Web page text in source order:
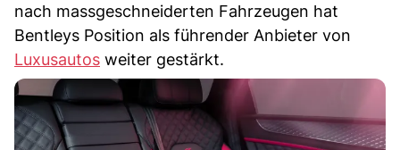
nach massgeschneiderten Fahrzeugen hat
Bentleys Position als führender Anbieter von
Luxusautos weiter gestärkt.